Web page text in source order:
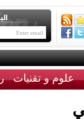
علوم و تقنيات